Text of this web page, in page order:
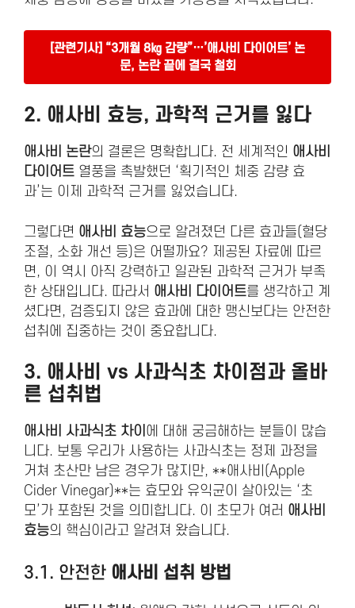
[관련기사] “3개월 8㎏ 감량”…’애사비 다이어트’ 논
문, 논란 끝에 결국 철회
2. 애사비 효능, 과학적 근거를 잃다
애사비 논란의 결론은 명확합니다. 전 세계적인 애사비
다이어트 열풍을 촉발했던 ‘획기적인 체중 감량 효
과’는 이제 과학적 근거를 잃었습니다.
그렇다면 애사비 효능으로 알려졌던 다른 효과들(혈당
조절, 소화 개선 등)은 어떨까요? 제공된 자료에 따르
면, 이 역시 아직 강력하고 일관된 과학적 근거가 부족
한 상태입니다. 따라서 애사비 다이어트를 생각하고 계
셨다면, 검증되지 않은 효과에 대한 맹신보다는 안전한
섭취에 집중하는 것이 중요합니다.
3. 애사비 vs 사과식초 차이점과 올바
른 섭취법
애사비 사과식초 차이 에 대해 궁금해하는 분들이 많습
니다. 보통 우리가 사용하는 사과식초는 정제 과정을
거쳐 초산만 남은 경우가 많지만, **애사비(Apple
Cider Vinegar)**는 효모와 유익균이 살아있는 ‘초
모’가 포함된 것을 의미합니다. 이 초모가 여러 애사비
효능의 핵심이라고 알려져 왔습니다.
3.1. 안전한 애사비 섭취 방법